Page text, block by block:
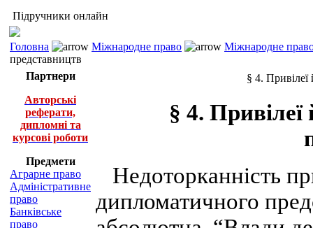
Підручники онлайн
Головна Міжнародне право
Міжнародне
представництв
Партнери
Авторські
реферати,
дипломні та
курсові роботи
Предмети
Аграрне право
Адміністративне
право
Банківське
право
§ 4.
§ 4.
Недоторканність
дипломатичного